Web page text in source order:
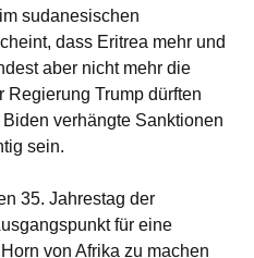
sudanesischen
dass Eritrea mehr und
aber nicht mehr die
Regierung Trump dürften
verhängte Sanktionen
sein.
35. Jahrestag der
für eine
von Afrika zu machen